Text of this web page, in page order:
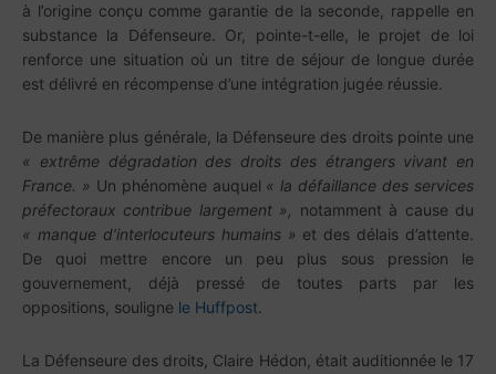
à l’origine conçu comme garantie de la seconde, rappelle en
substance la Défenseure. Or, pointe-t-elle, le projet de loi
renforce une situation où un titre de séjour de longue durée
est délivré en récompense d’une intégration jugée réussie.
De manière plus générale, la Défenseure des droits pointe une
« extrême dégradation des droits des étrangers vivant en
France. » Un phénomène auquel « la défaillance des services
préfectoraux contribue largement »,
notamment à cause du
« manque d’interlocuteurs humains » et des délais d’attente.
De quoi mettre encore un peu plus sous pression le
gouvernement, déjà pressé de toutes parts par les
oppositions, souligne le Huffpost.
La Défenseure des droits, Claire Hédon, était auditionnée le 17